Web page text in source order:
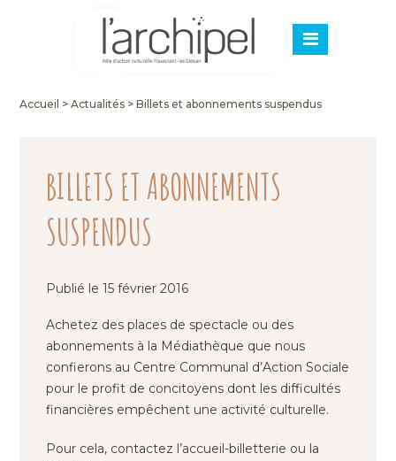
Accueil >Actualités >Billets et abonnements suspendus
BILLETS ET ABONNEMENTS
SUSPENDUS
Publié le 15 février 2016
Achetez des places de spectacle ou des
abonnements à la Médiathèque que nous
confierons au Centre Communal d’Action Sociale
pour le profit de concitoyens dont les difficultés
financières empêchent une activité culturelle.
Pour cela, contactez l’accueil-billetterie ou la